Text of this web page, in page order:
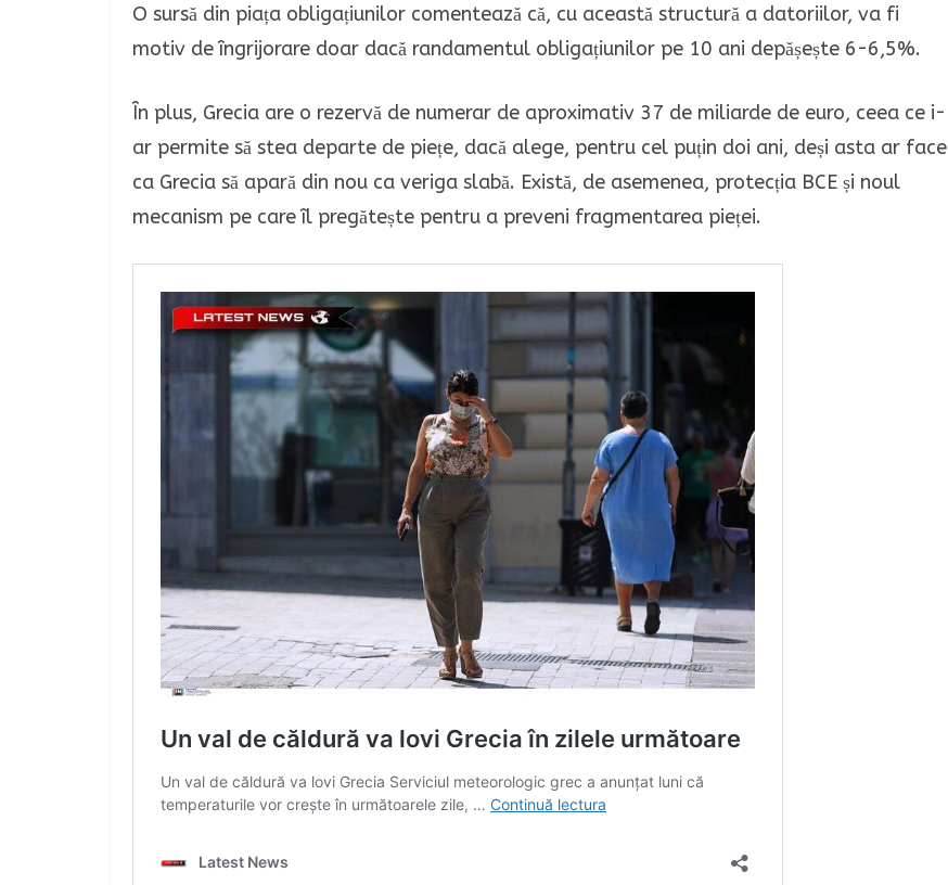
O sursă din piața obligațiunilor comentează că, cu această structură a datoriilor, va fi
motiv de îngrijorare doar dacă randamentul obligațiunilor pe 10 ani depășește 6-6,5%.
În plus, Grecia are o rezervă de numerar de aproximativ 37 de miliarde de euro, ceea ce i-
ar permite să stea departe de piețe, dacă alege, pentru cel puțin doi ani, deși asta ar face
ca Grecia să apară din nou ca veriga slabă. Există, de asemenea, protecția BCE și noul
mecanism pe care îl pregătește pentru a preveni fragmentarea pieței.